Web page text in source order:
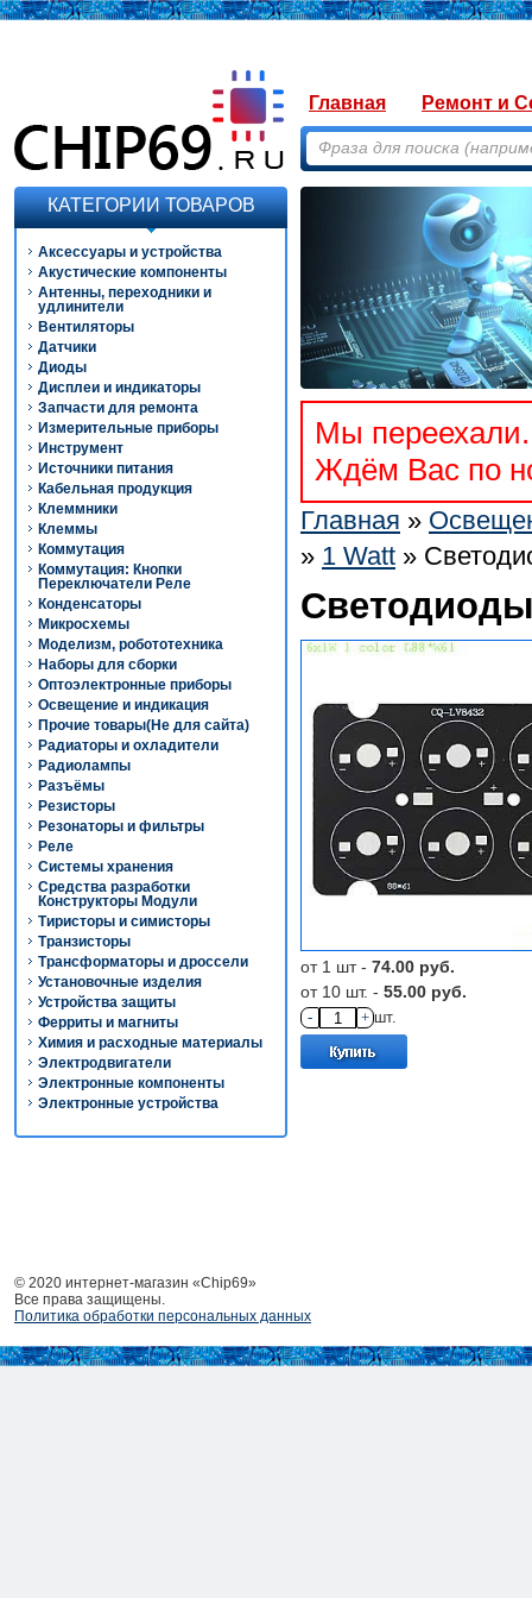
Главная Ремонт и
КАТЕГОРИИ ТОВАРОВ
Аксессуары и устройства
Акустические компоненты
Антенны, переходники и
удлинители
Вентиляторы
Датчики
Диоды
Дисплеи и индикаторы
Запчасти для ремонта
Измерительные приборы
Инструмент
Источники питания
Кабельная продукция
Клеммники
Клеммы
Коммутация
Коммутация: Кнопки
Переключатели Реле
Конденсаторы
Микросхемы
Моделизм, робототехника
Наборы для сборки
Оптоэлектронные приборы
Освещение и индикация
Прочие товары(Не для сайта)
Радиаторы и охладители
Радиолампы
Разъёмы
Резисторы
Резонаторы и фильтры
Реле
Системы хранения
Средства разработки
Конструкторы Модули
Тиристоры и симисторы
Транзисторы
Трансформаторы и дроссели
Установочные изделия
Устройства защиты
Ферриты и магниты
Химия и расходные материалы
Электродвигатели
Электронные компоненты
Электронные устройства
Мы
Ждём Вас по
Главная »
» 1 Watt »
от 1 шт - 74.00 руб.
от 10 шт. - 55.00 руб.
- + шт.
© 2020 интернет-магазин «Chip69»
Все права защищены.
Политика обработки персональных данных